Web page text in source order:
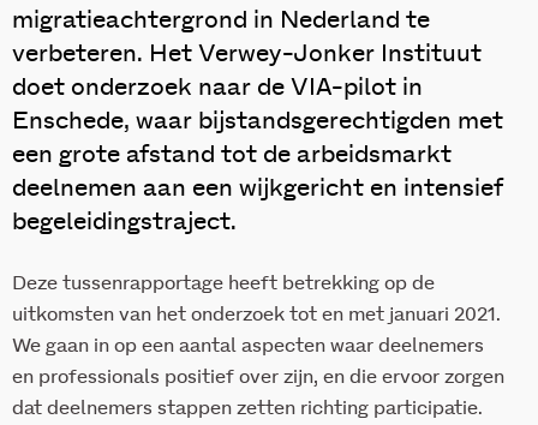
migratieachtergrond in Nederland te
verbeteren. Het Verwey-Jonker Instituut
doet onderzoek naar de VIA-pilot in
Enschede, waar bijstandsgerechtigden met
een grote afstand tot de arbeidsmarkt
deelnemen aan een wijkgericht en intensief
begeleidingstraject.
Deze tussenrapportage heeft betrekking op de
uitkomsten van het onderzoek tot en met januari 2021.
We gaan in op een aantal aspecten waar deelnemers
en professionals positief over zijn, en die ervoor zorgen
dat deelnemers stappen zetten richting participatie.